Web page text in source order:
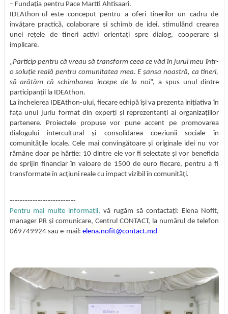
– Fundația pentru Pace Martti Ahtisaari.
IDEAthon-ul este conceput pentru a oferi tinerilor un cadru de
învățare practică, colaborare și schimb de idei, stimulând crearea
unei rețele de tineri activi orientați spre dialog, cooperare și
implicare.
„Particip pentru că vreau să transform ceea ce văd în jurul meu într-
o soluție reală pentru comunitatea mea. E șansa noastră, ca tineri,
să arătăm că schimbarea începe de la noi”, a spus unul dintre
participanții la IDEAthon.
La încheierea IDEAthon-ului, fiecare echipă își va prezenta inițiativa în
fața unui juriu format din experți și reprezentanți ai organizațiilor
partenere. Proiectele propuse vor pune accent pe promovarea
dialogului intercultural și consolidarea coeziunii sociale în
comunitățile locale. Cele mai convingătoare și originale idei nu vor
rămâne doar pe hârtie: 10 dintre ele vor fi selectate și vor beneficia
de sprijin financiar în valoare de 1500 de euro fiecare, pentru a fi
transformate în acțiuni reale cu impact vizibil în comunități.
--------------------------
Pentru mai multe informații,vă rugăm să contactați: Elena Nofit,
manager PR și comunicare, Centrul CONTACT, la numărul de telefon
069749924 sau e-mail: elena.nofit@contact.md